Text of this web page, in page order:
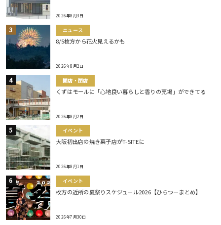
2026年8月3日
ニュース
8/5枚方から花火見えるかも
2026年8月2日
開店・閉店
くずはモールに「心地良い暮らしと香りの売場」ができてる
2026年8月2日
イベント
大阪初出店の焼き菓子店がT-SITEに
2026年8月1日
イベント
枚方の近所の夏祭りスケジュール2026【ひらつーまとめ】
2026年7月30日